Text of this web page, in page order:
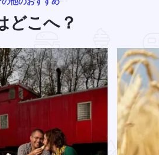
どこへ？
部で時をさかのぼる ハンド